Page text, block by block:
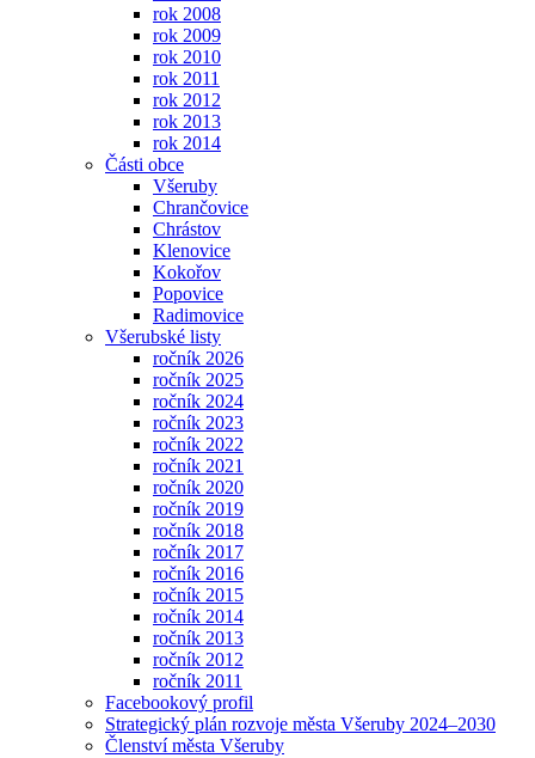
rok 2008
rok 2009
rok 2010
rok 2011
rok 2012
rok 2013
rok 2014
Části obce
Všeruby
Chrančovice
Chrástov
Klenovice
Kokořov
Popovice
Radimovice
Všerubské listy
ročník 2026
ročník 2025
ročník 2024
ročník 2023
ročník 2022
ročník 2021
ročník 2020
ročník 2019
ročník 2018
ročník 2017
ročník 2016
ročník 2015
ročník 2014
ročník 2013
ročník 2012
ročník 2011
Facebookový profil
Strategický plán rozvoje města Všeruby 2024–2030
Členství města Všeruby